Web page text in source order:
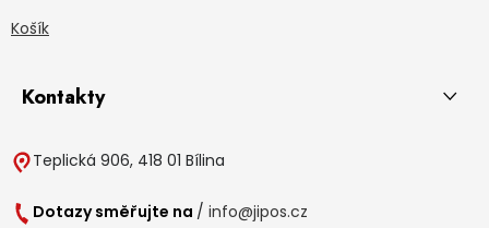
Košík
Kontakty
Teplická 906, 418 01 Bílina
Dotazy směřujte na / info@jipos.cz